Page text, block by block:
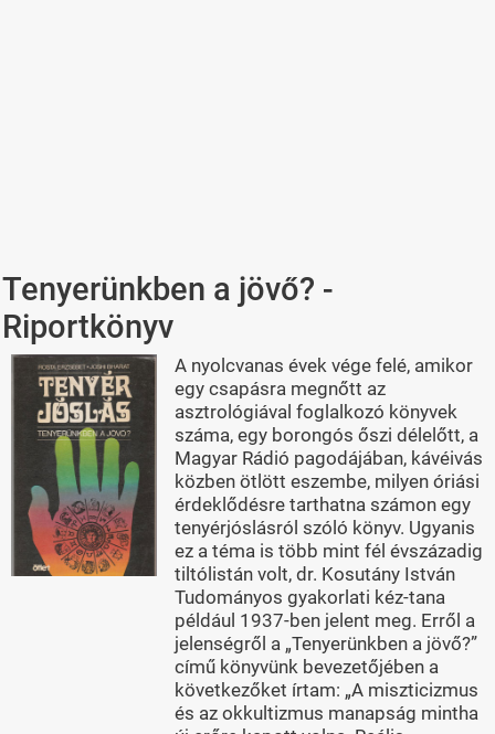
Tenyerünkben a jövő? -
Riportkönyv
A nyolcvanas évek vége felé, amikor
egy csapásra megnőtt az
asztrológiával foglalkozó könyvek
száma, egy borongós őszi délelőtt, a
Magyar Rádió pagodájában, kávéivás
közben ötlött eszembe, milyen óriási
érdeklődésre tarthatna számon egy
tenyérjóslásról szóló könyv. Ugyanis
ez a téma is több mint fél évszázadig
tiltólistán volt, dr. Kosutány István
Tudományos gyakorlati kéz-tana
például 1937-ben jelent meg. Erről a
jelenségről a „Tenyerünkben a jövő?”
című könyvünk bevezetőjében a
következőket írtam: „A miszticizmus
és az okkultizmus manapság mintha